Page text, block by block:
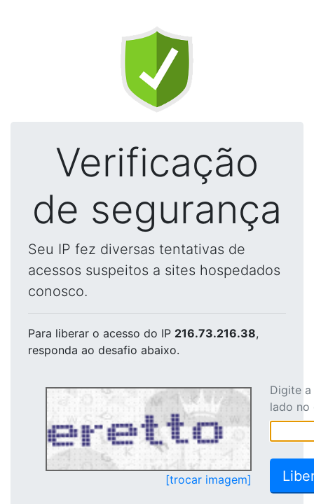
Verificação
de segurança
Seu IP fez diversas tentativas de
acessos suspeitos a sites hospedados
conosco.
Para liberar o acesso do IP 216.73.216.38,
responda ao desafio abaixo.
[trocar imagem]
Digite
lado no